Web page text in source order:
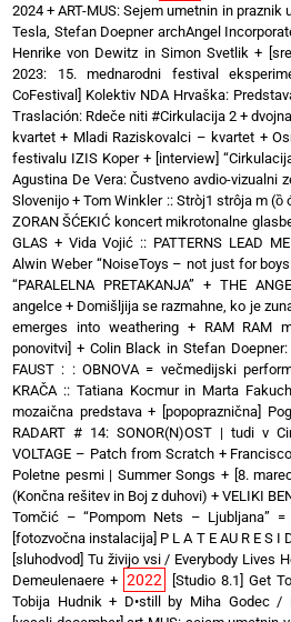
2024 +ART-MUS: Sejem umetnin in praznik
Tesla, Stefan Doepner archAngel
Henrike von Dewitz in Simon Svetlik +
2023: 15. mednarodni festival
CoFestival] Kolektiv NDA Hrvaška:
Traslación: Rdeče niti #Cirkulacija 2 +
kvartet + Mladi Raziskovalci – kvartet +
festivalu IZIS Koper+ [interview]
Agustina De Vera: Čustveno avdio-vizualni
Slovenijo +Tom Winkler :: Stròj1 strôja m (ȍ
ZORAN ŠĆEKIĆ koncert mikrotonalne
GLAS + Vida Vojić :: PATTERNS LEAD ME
Alwin Weber “NoiseToys – not just for
“PARALELNA PRETAKANJA” + THE
angelce + Domišljija se razmahne, ko je
emerges into weathering+ RAM RAM
ponovitvi] + Colin Black in Stefan
FAUST : : OBNOVA = večmedijski
KRAČA :: Tatiana Kocmur in Marta Fakuch
mozaična predstava+ [popopraznična]
RADART # 14: SONOR(N)OST | tudi v
VOLTAGE – Patch from Scratch+
Poletne pesmi | Summer Songs + [8.
(Končna rešitev in Boj z duhovi) + VELIKI
Tomčić – “Pompom Nets – Ljubljana” =
[fotozvočna instalacija] P L A T E AU R E S I
[sluhodvod] Tu živijo vsi / Everybody Lives
Demeulenaere + 2022
[Studio 8.1] Get
Tobija Hudnik + D•still by Miha Godec /